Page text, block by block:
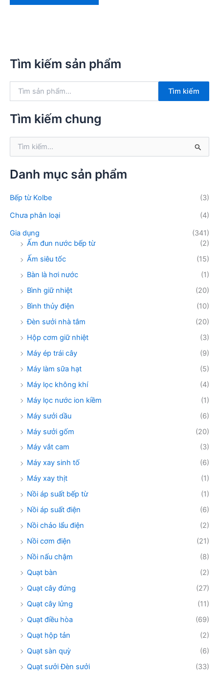
Tìm kiếm sản phẩm
k
:
Tìm kiếm
Tìm kiếm chung
k
i
m
Danh mục sản phẩm
Bếp từ Kolbe
(3)
Chưa phân loại
(4)
Gia dụng
(341)
Ấm đun nước bếp từ
(2)
Ấm siêu tốc
(15)
Bàn là hơi nước
(1)
Bình giữ nhiệt
(20)
Bình thủy điện
(10)
Đèn sưởi nhà tắm
(20)
Hộp cơm giữ nhiệt
(3)
Máy ép trái cây
(9)
Máy làm sữa hạt
(5)
Máy lọc không khí
(4)
Máy lọc nước ion kiềm
(1)
Máy sưởi dầu
(6)
Máy sưởi gốm
(20)
Máy vắt cam
(3)
Máy xay sinh tố
(6)
Máy xay thịt
(1)
Nồi áp suất bếp từ
(1)
Nồi áp suất điện
(6)
Nồi chảo lẩu điện
(2)
Nồi cơm điện
(21)
Nồi nấu chậm
(8)
Quạt bàn
(2)
Quạt cây đứng
(27)
Quạt cây lửng
(11)
Quạt điều hòa
(69)
Quạt hộp tản
(2)
Quạt sàn quỳ
(6)
Quạt sưởi Đèn sưởi
(33)